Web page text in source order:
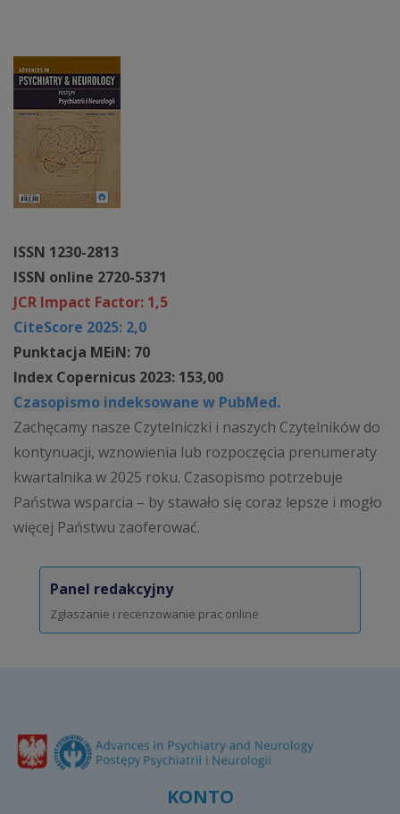
ISSN 1230-2813
ISSN online 2720-5371
JCR Impact Factor: 1,5
CiteScore 2025: 2,0
Punktacja MEiN: 70
Index Copernicus 2023: 153,00
Czasopismo indeksowane w PubMed.
Zachęcamy nasze Czytelniczki i naszych Czytelników do
kontynuacji, wznowienia lub rozpoczęcia prenumeraty
kwartalnika w 2025 roku. Czasopismo potrzebuje
Państwa wsparcia – by stawało się coraz lepsze i mogło
więcej Państwu zaoferować.
Panel redakcyjny
Zgłaszanie i recenzowanie prac online
KONTO